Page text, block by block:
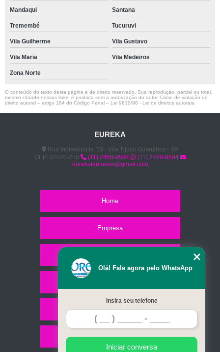
Mandaqui Santana
Tremembé Tucuruvi
Vila Guilherme Vila Gustavo
Vila Maria Vila Medeiros
Zona Norte
O conteúdo do texto desta página é de direito reservado. Sua reprodução, parcial ou total,
mesmo citando nossos links, é proibida sem a autorização do autor. Crime de violação de
direito autoral – artigo 184 do Código Penal – Lei 9610/98 - Lei de direitos autorais
EUREKA
Rua Indianópolis, 53 - Vila Tijuco Guarulhos - SP
CEP: 07020-250
(11) 2468-9594
(11) 2468-9594
eurekafantasias@gmail.com
Home
Empresa
Contato
Mapa do site
Olá! Fale agora pelo WhatsApp
Insira seu telefone
Iniciar conversa